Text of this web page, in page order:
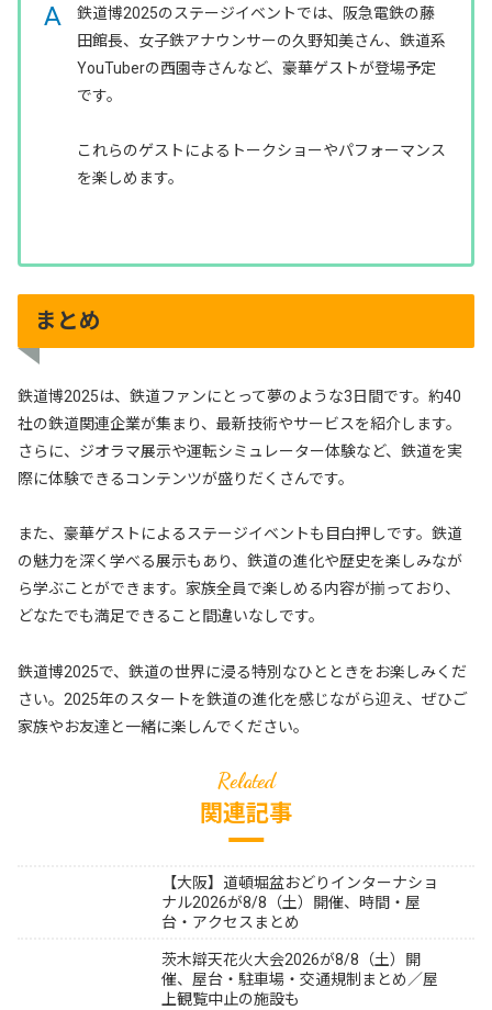
A
鉄道博2025のステージイベントでは、阪急電鉄の藤
田館長、女子鉄アナウンサーの久野知美さん、鉄道系
YouTuberの西園寺さんなど、豪華ゲストが登場予定
です。
これらのゲストによるトークショーやパフォーマンス
を楽しめます。
まとめ
鉄道博2025は、鉄道ファンにとって夢のような3日間です。約40
社の鉄道関連企業が集まり、最新技術やサービスを紹介します。
さらに、ジオラマ展示や運転シミュレーター体験など、鉄道を実
際に体験できるコンテンツが盛りだくさんです。
また、豪華ゲストによるステージイベントも目白押しです。鉄道
の魅力を深く学べる展示もあり、鉄道の進化や歴史を楽しみなが
ら学ぶことができます。家族全員で楽しめる内容が揃っており、
どなたでも満足できること間違いなしです。
鉄道博2025で、鉄道の世界に浸る特別なひとときをお楽しみくだ
さい。2025年のスタートを鉄道の進化を感じながら迎え、ぜひご
家族やお友達と一緒に楽しんでください。
関連記事
【大阪】道頓堀盆おどりインターナショ
ナル2026が8/8（土）開催、時間・屋
台・アクセスまとめ
茨木辯天花火大会2026が8/8（土）開
催、屋台・駐車場・交通規制まとめ／屋
上観覧中止の施設も